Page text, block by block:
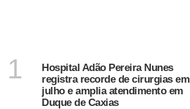
da TETO Brasil
1
Hospital Adão Pereira Nunes
registra recorde de cirurgias em
julho e amplia atendimento em
Duque de Caxias